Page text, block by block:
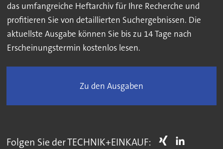
das umfangreiche Heftarchiv für Ihre Recherche und
profitieren Sie von detaillierten Suchergebnissen. Die
aktuellste Ausgabe können Sie bis zu 14 Tage nach
Erscheinungstermin kostenlos lesen.
Zu den Ausgaben
Folgen Sie der TECHNIK+EINKAUF: